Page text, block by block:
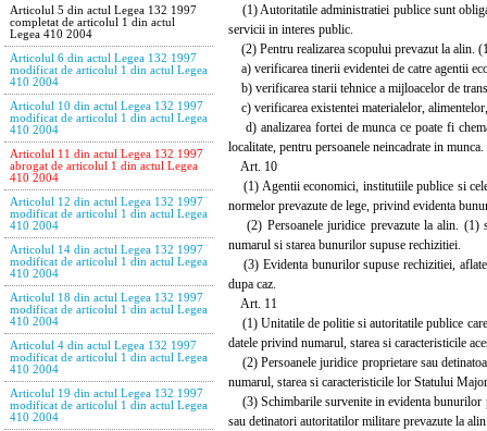
Articolul 5 din actul Legea 132 1997
completat de articolul 1 din actul
Legea 410 2004
Articolul 6 din actul Legea 132 1997
modificat de articolul 1 din actul Legea
410 2004
Articolul 10 din actul Legea 132 1997
modificat de articolul 1 din actul Legea
410 2004
Articolul 11 din actul Legea 132 1997
abrogat de articolul 1 din actul Legea
410 2004
Articolul 12 din actul Legea 132 1997
modificat de articolul 1 din actul Legea
410 2004
Articolul 14 din actul Legea 132 1997
modificat de articolul 1 din actul Legea
410 2004
Articolul 18 din actul Legea 132 1997
modificat de articolul 1 din actul Legea
410 2004
Articolul 4 din actul Legea 132 1997
modificat de articolul 1 din actul Legea
410 2004
Articolul 19 din actul Legea 132 1997
modificat de articolul 1 din actul Legea
410 2004
(1) Autoritatile administratiei publice sunt
servicii in interes public.
(2) Pentru realizarea scopului prevazut la alin.
a) verificarea tinerii evidentei de catre agentii
b) verificarea starii tehnice a mijloacelor de
c) verificarea existentei materialelor,
d) analizarea fortei de munca ce poate fi
localitate, pentru persoanele neincadrate in munca.
Art. 10
(1) Agentii economici, institutiile publice si
normelor prevazute de lege, privind evidenta
(2) Persoanele juridice prevazute la alin. (1)
numarul si starea bunurilor supuse rechizitiei.
(3) Evidenta bunurilor supuse rechizitiei, aflate
dupa caz.
Art. 11
(1) Unitatile de politie si autoritatile publice
datele privind numarul, starea si caracteristicile
(2) Persoanele juridice proprietare sau
numarul, starea si caracteristicile lor Statului
(3) Schimbarile survenite in evidenta bunurilor
sau detinatori autoritatilor militare prevazute la